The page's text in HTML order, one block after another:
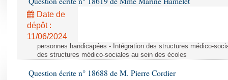
Date de
dépôt :
11/06/2024
personnes handicapées - Intégration des structures médico-
des structures médico-sociales au sein des écoles
Question écrite n° 18688 de M. Pierre Cordier